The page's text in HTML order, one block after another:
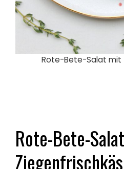
Rote-Bete-Salat mit
Rote-Bete-